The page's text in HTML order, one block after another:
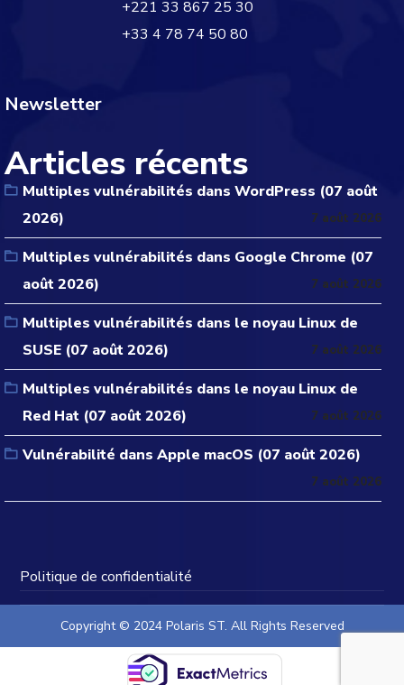
+221 33 867 25 30
+33 4 78 74 50 80
Newsletter
Articles récents
Multiples vulnérabilités dans WordPress (07 août
2026)
7 août 2026
Multiples vulnérabilités dans Google Chrome (07
août 2026)
7 août 2026
Multiples vulnérabilités dans le noyau Linux de
SUSE (07 août 2026)
7 août 2026
Multiples vulnérabilités dans le noyau Linux de
Red Hat (07 août 2026)
7 août 2026
Vulnérabilité dans Apple macOS (07 août 2026)
7 août 2026
Politique de confidentialité
Copyright © 2024 Polaris ST. All Rights Reserved